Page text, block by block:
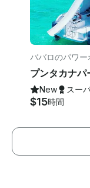
ババロのパワー
New スー
$15時間